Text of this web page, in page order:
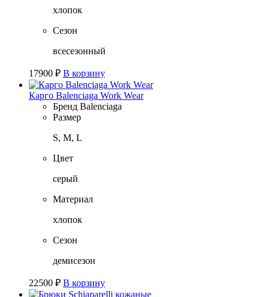
хлопок
Сезон
всесезонный
17900 ₽ В корзину
Карго Balenciaga Work Wear
Бренд Balenciaga
Размер
S, M, L
Цвет
серый
Материал
хлопок
Сезон
демисезон
22500 ₽ В корзину